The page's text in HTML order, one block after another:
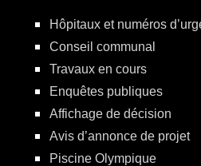
Hôpitaux et numéros
Conseil communal
Travaux en cours
Enquêtes publiques
Affichage de décision
Avis d’annonce de projet
Piscine Olympique